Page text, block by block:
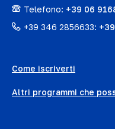
Telefono: +39 06
+39 346 2856633:
Come iscriverti
Altri programmi che